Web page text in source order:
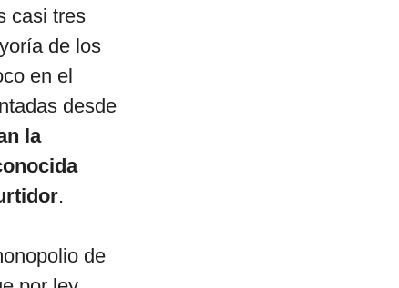
casi tres
de los
en el
desde
la
.
de